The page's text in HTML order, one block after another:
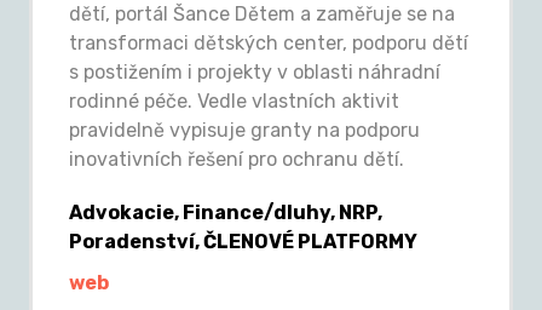
dětí, portál Šance Dětem a zaměřuje se na
transformaci dětských center, podporu dětí
s postižením i projekty v oblasti náhradní
rodinné péče. Vedle vlastních aktivit
pravidelně vypisuje granty na podporu
inovativních řešení pro ochranu dětí.
Advokacie, Finance/dluhy, NRP,
Poradenství, ČLENOVÉ PLATFORMY
web